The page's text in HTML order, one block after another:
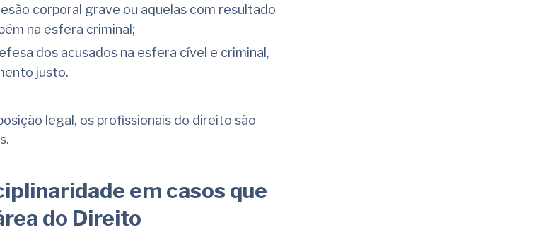
corporal grave ou aquelas com resultado
na esfera criminal;
dos acusados na esfera cível e criminal,
justo.
legal, os profissionais do direito são
em casos que
do Direito